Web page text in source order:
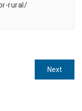
rural/
NextNext
post: